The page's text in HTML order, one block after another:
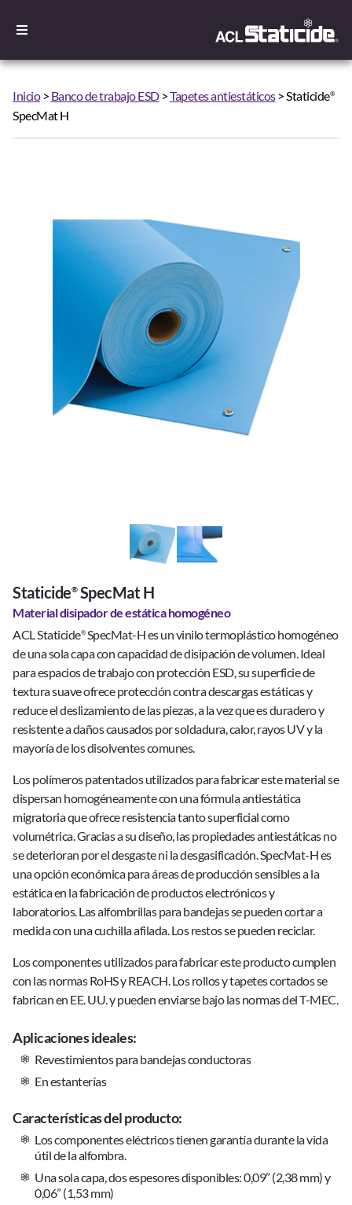
Inicio> Banco de trabajo ESD>Tapetes antiestáticos> Staticide®
SpecMat H
Staticide®SpecMat H
Material disipador de estática homogéneo
ACL Staticide®SpecMat-H es un vinilo termoplástico homogéneo
de una sola capa con capacidad de disipación de volumen. Ideal
para espacios de trabajo con protección ESD, su superficie de
textura suave ofrece protección contra descargas estáticas y
reduce el deslizamiento de las piezas, a la vez que es duradero y
resistente a daños causados por soldadura, calor, rayos UV y la
mayoría de los disolventes comunes.
Los polímeros patentados utilizados para fabricar este material se
dispersan homogéneamente con una fórmula antiestática
migratoria que ofrece resistencia tanto superficial como
volumétrica. Gracias a su diseño, las propiedades antiestáticas no
se deterioran por el desgaste ni la desgasificación. SpecMat-H es
una opción económica para áreas de producción sensibles a la
estática en la fabricación de productos electrónicos y
laboratorios. Las alfombrillas para bandejas se pueden cortar a
medida con una cuchilla afilada. Los restos se pueden reciclar.
Los componentes utilizados para fabricar este producto cumplen
con las normas RoHS y REACH. Los rollos y tapetes cortados se
fabrican en EE. UU. y pueden enviarse bajo las normas delT-MEC.
Aplicaciones ideales:
Revestimientos para bandejas conductoras
En estanterías
Características del producto:
Los componentes eléctricos tienen garantía durante la vida
útil de la alfombra.
Una sola capa, dos espesores disponibles: 0,09” (2,38 mm) y
0,06” (1,53 mm)